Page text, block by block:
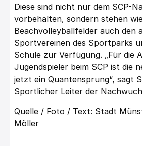
Diese sind nicht nur dem SCP-
vorbehalten, sondern stehen
Beachvolleyballfelder auch den
Sportvereinen des Sportparks
Schule zur Verfügung. „Für die
Jugendspieler beim SCP ist die
jetzt ein Quantensprung“, sagt
Sportlicher Leiter der
Quelle / Foto / Text: Stadt
Möller